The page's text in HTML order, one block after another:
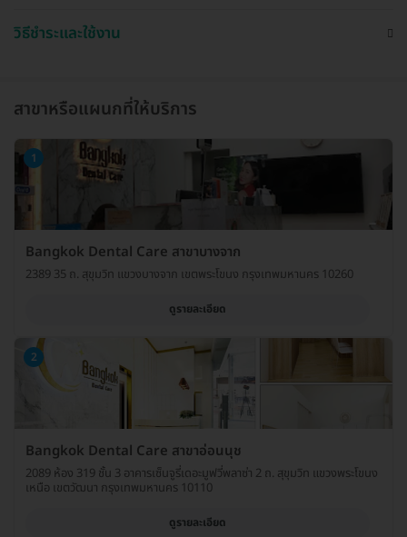
วิธีชำระและใช้งาน
สาขาหรือแผนกที่ให้บริการ
1
Bangkok Dental Care สาขาบางจาก
2389 35 ถ. สุขุมวิท แขวงบางจาก เขตพระโขนง กรุงเทพมหานคร 10260
ดูรายละเอียด
2
Bangkok Dental Care สาขาอ่อนนุช
2089 ห้อง 319 ชั้น 3 อาคารเซ็นจูรี่เดอะมูฟวี่พลาซ่า 2 ถ. สุขุมวิท แขวงพระโขนง
เหนือ เขตวัฒนา กรุงเทพมหานคร 10110
ดูรายละเอียด